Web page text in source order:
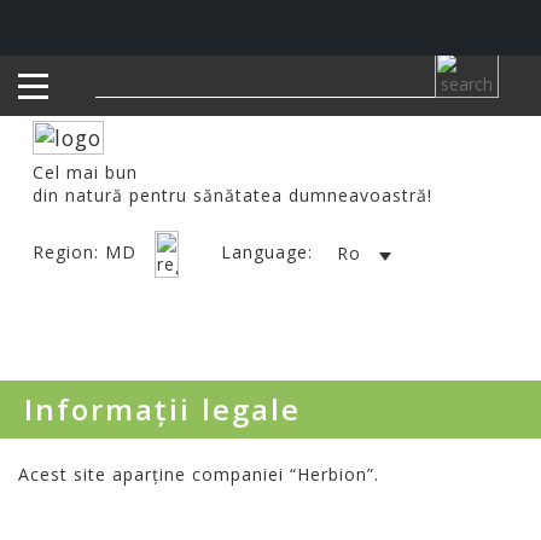
Cel mai bun
din natură pentru sănătatea dumneavoastră!
Region: MD Language: Ro
Informații legale
Acest site aparține companiei “Herbion”.